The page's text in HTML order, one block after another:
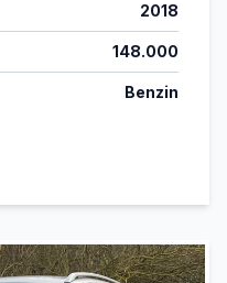
2018
148.000
Benzin